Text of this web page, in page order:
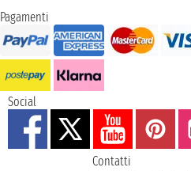
Pagamenti
Social
Contatti